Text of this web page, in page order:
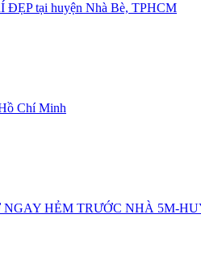
tại huyện Nhà Bè, TPHCM
Chí Minh
HẺM TRƯỚC NHÀ 5M-